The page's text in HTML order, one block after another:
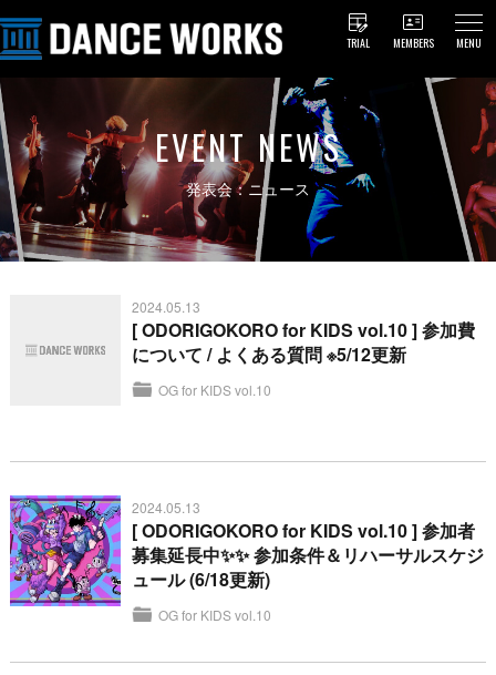
TRIAL MEMBERS MENU
EVENT NEWS
発表会：ニュース
2024.05.13
[ ODORIGOKORO for KIDS vol.10 ] 参加費
について / よくある質問 ※5/12更新
OG for KIDS vol.10
2024.05.13
[ ODORIGOKORO for KIDS vol.10 ] 参加者
募集延長中✨✨ 参加条件＆リハーサルスケジ
ュール (6/18更新)
OG for KIDS vol.10